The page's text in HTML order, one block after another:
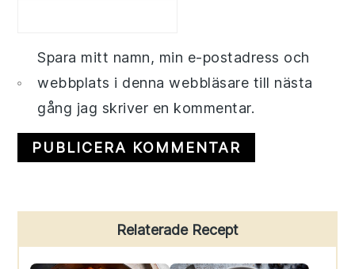
Spara mitt namn, min e-postadress och
webbplats i denna webbläsare till nästa
gång jag skriver en kommentar.
Sidebar
Relaterade Recept